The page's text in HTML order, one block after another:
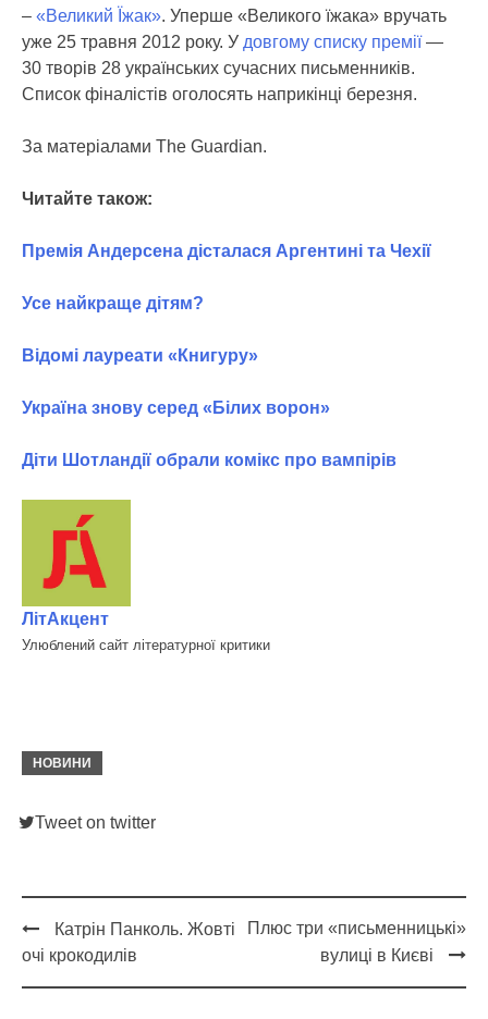
– «Великий Їжак». Уперше «Великого їжака» вручать
уже 25 травня 2012 року. У довгому списку премії—
30 творів 28 українських сучасних письменників.
Список фіналістів оголосять наприкінці березня.
За матеріалами The Guardian.
Читайте також:
Премія Андерсена дісталася Аргентині та Чехії
Усе найкраще дітям?
Відомі лауреати «Книгуру»
Україна знову серед «Білих ворон»
Діти Шотландії обрали комікс про вампірів
ЛітАкцент
Улюблений сайт літературної критики
НОВИНИ
Tweet on twitter
Post
navigation
Катрін Панколь. Жовті
очі крокодилів
Плюс три «письменницькі»
вулиці в Києві